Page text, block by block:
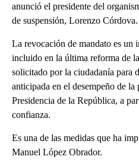
anunció el presidente del
de suspensión, Lorenzo Córdova.
La revocación de mandato es un
incluido en la última reforma de
solicitado por la ciudadanía para
anticipada en el desempeño de la
Presidencia de la República, a
confianza.
Es una de las medidas que ha
Manuel López Obrador.